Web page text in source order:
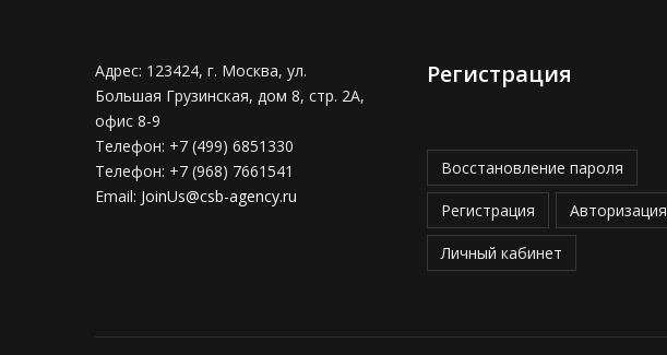
Адрес: 123424, г. Москва, ул.
Большая Грузинская, дом 8, стр. 2А,
офис 8-9
Телефон: +7 (499) 6851330
Телефон: +7 (968) 7661541
Email: JoinUs@csb-agency.ru
Регистрация
Восстановление пароля
Регистрация Авторизация
Личный кабинет